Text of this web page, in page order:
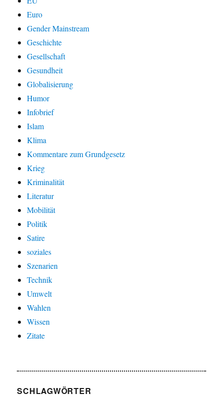
Euro
Gender Mainstream
Geschichte
Gesellschaft
Gesundheit
Globalisierung
Humor
Infobrief
Islam
Klima
Kommentare zum Grundgesetz
Krieg
Kriminalität
Literatur
Mobilität
Politik
Satire
soziales
Szenarien
Technik
Umwelt
Wahlen
Wissen
Zitate
SCHLAGWÖRTER